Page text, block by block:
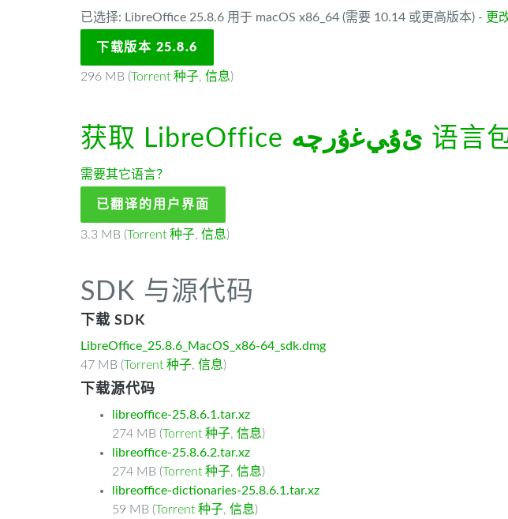
已选择: LibreOffice 25.8.6 用于 macOS x86_64 (需要 10.14 或更高版本) - 更
下载版本 25.8.6
296 MB (Torrent 种子, 信息)
获取 LibreOffice ﺉۇﻲﻏۇﺭچە 语言
需要其它语言？
已翻译的用户界面
3.3 MB (Torrent 种子, 信息)
SDK 与源代码
下载 SDK
LibreOffice_25.8.6_MacOS_x86-64_sdk.dmg
47 MB (Torrent 种子, 信息)
下载源代码
libreoffice-25.8.6.1.tar.xz
274 MB (Torrent 种子, 信息)
libreoffice-25.8.6.2.tar.xz
274 MB (Torrent 种子, 信息)
libreoffice-dictionaries-25.8.6.1.tar.xz
59 MB (Torrent 种子, 信息)